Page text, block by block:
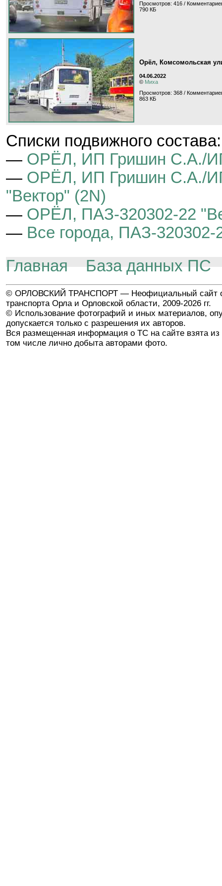
Просмотров: 416 /
790 КБ
Орёл, Комсомольская
04.06.2022
© Миха
Просмотров: 368 /
863 КБ
Cписки подвижного состава:
— ОРЁЛ, ИП Гришин С.А./
— ОРЁЛ, ИП Гришин С.А./
"Вектор" (2N)
— ОРЁЛ, ПАЗ-320302-22
— Все города, ПАЗ-320302-
Главная
База данных ПС
© ОРЛОВСКИЙ ТРАНСПОРТ — Неофициальный сайт
транспорта Орла и Орловской области, 2009-2026 гг.
© Использование фотографий и иных материалов,
допускается только с разрешения их авторов.
Вся размещенная информация о ТС на сайте взята из
том числе лично добыта авторами фото.